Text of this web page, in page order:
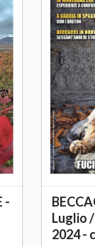
-
Luglio
2024 -